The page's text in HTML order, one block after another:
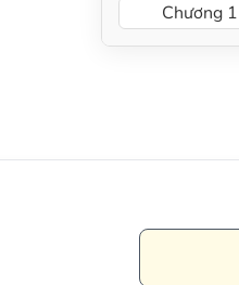
Chương